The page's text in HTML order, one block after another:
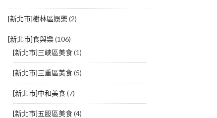
[新北市]樹林區娛樂(2)
[新北市]食與樂(106)
[新北市]三峽區美食(1)
[新北市]三重區美食(5)
[新北市]中和美食(7)
[新北市]五股區美食(4)